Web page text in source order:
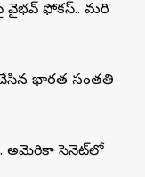
వైభవ్ ఫోకస్.. మరి
భారత సంతతి
అమెరికా సెనెట్‌లో